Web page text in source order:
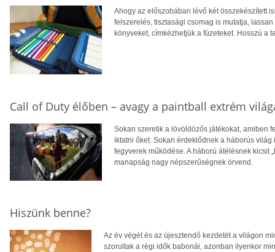
Ahogy az előszobában lévő két összekészített
felszerelés, tisztasági csomag is mutatja,
könyveket, címkézhetjük a füzeteket. Hosszú a
Call of Duty élőben – avagy a paintball extrém
Sokan szeretik a lövöldözős játékokat, amiben
iktatni őket. Sokan érdeklődnek a háborús
fegyverek működése. A háború átélésnek kicsit
manapság nagy népszerűségnek örvend.
Hiszünk benne?
Az év végét és az újesztendő kezdetét a világon
szorultak a régi idők babonái, azonban ilyenkor